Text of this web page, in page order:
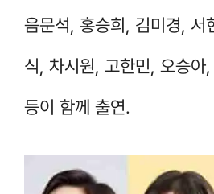
음문석, 홍승희, 김미경, 서
식, 차시원, 고한민, 오승아
등이 함께 출연.